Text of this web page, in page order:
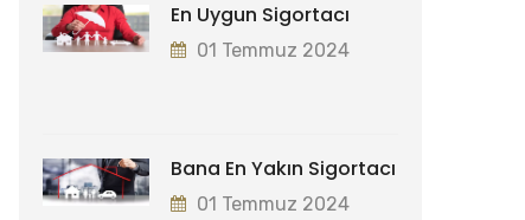
En Uygun Sigortacı
01 Temmuz 2024
Bana En Yakın Sigortacı
01 Temmuz 2024